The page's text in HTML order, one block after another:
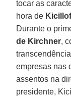
tocar as
hora de
Durante o
de Kirchner,
empresas nas
assentos na
presidente,